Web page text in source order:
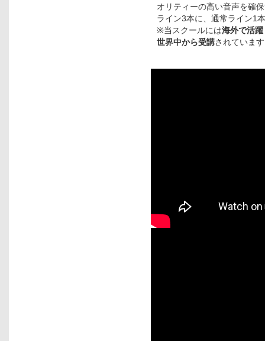
オリティーの高い音声を確
ライン3本に、通常ライン1
※当スクールには海外で活
世界中から受講されていま